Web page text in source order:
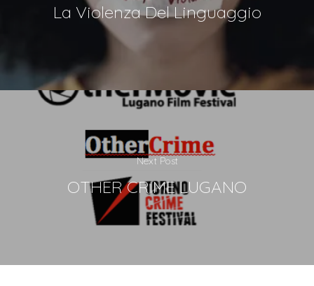
La Violenza Del Linguaggio
Next Post
OTHER CRIME LUGANO